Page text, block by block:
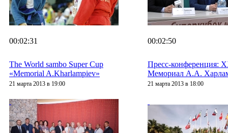
00:02:31
The World sambo Super Cup
«Memorial A.Kharlampiev»
21 марта 2013 в 19:00
00:02:50
Пресс-конференция:
Мемориал А.А.
21 марта 2013 в 18:00